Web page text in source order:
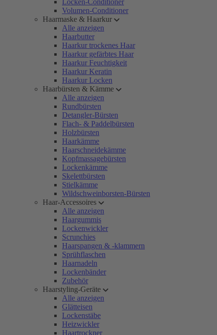
Locken-Conditioner
Volumen-Conditioner
Haarmaske & Haarkur
Alle anzeigen
Haarbutter
Haarkur trockenes Haar
Haarkur gefärbtes Haar
Haarkur Feuchtigkeit
Haarkur Keratin
Haarkur Locken
Haarbürsten & Kämme
Alle anzeigen
Rundbürsten
Detangler-Bürsten
Flach- & Paddelbürsten
Holzbürsten
Haarkämme
Haarschneidekämme
Kopfmassagebürsten
Lockenkämme
Skelettbürsten
Stielkämme
Wildschweinborsten-Bürsten
Haar-Accessoires
Alle anzeigen
Haargummis
Lockenwickler
Scrunchies
Haarspangen & -klammern
Sprühflaschen
Haarnadeln
Lockenbänder
Zubehör
Haarstyling-Geräte
Alle anzeigen
Glätteisen
Lockenstäbe
Heizwickler
Haartrockner